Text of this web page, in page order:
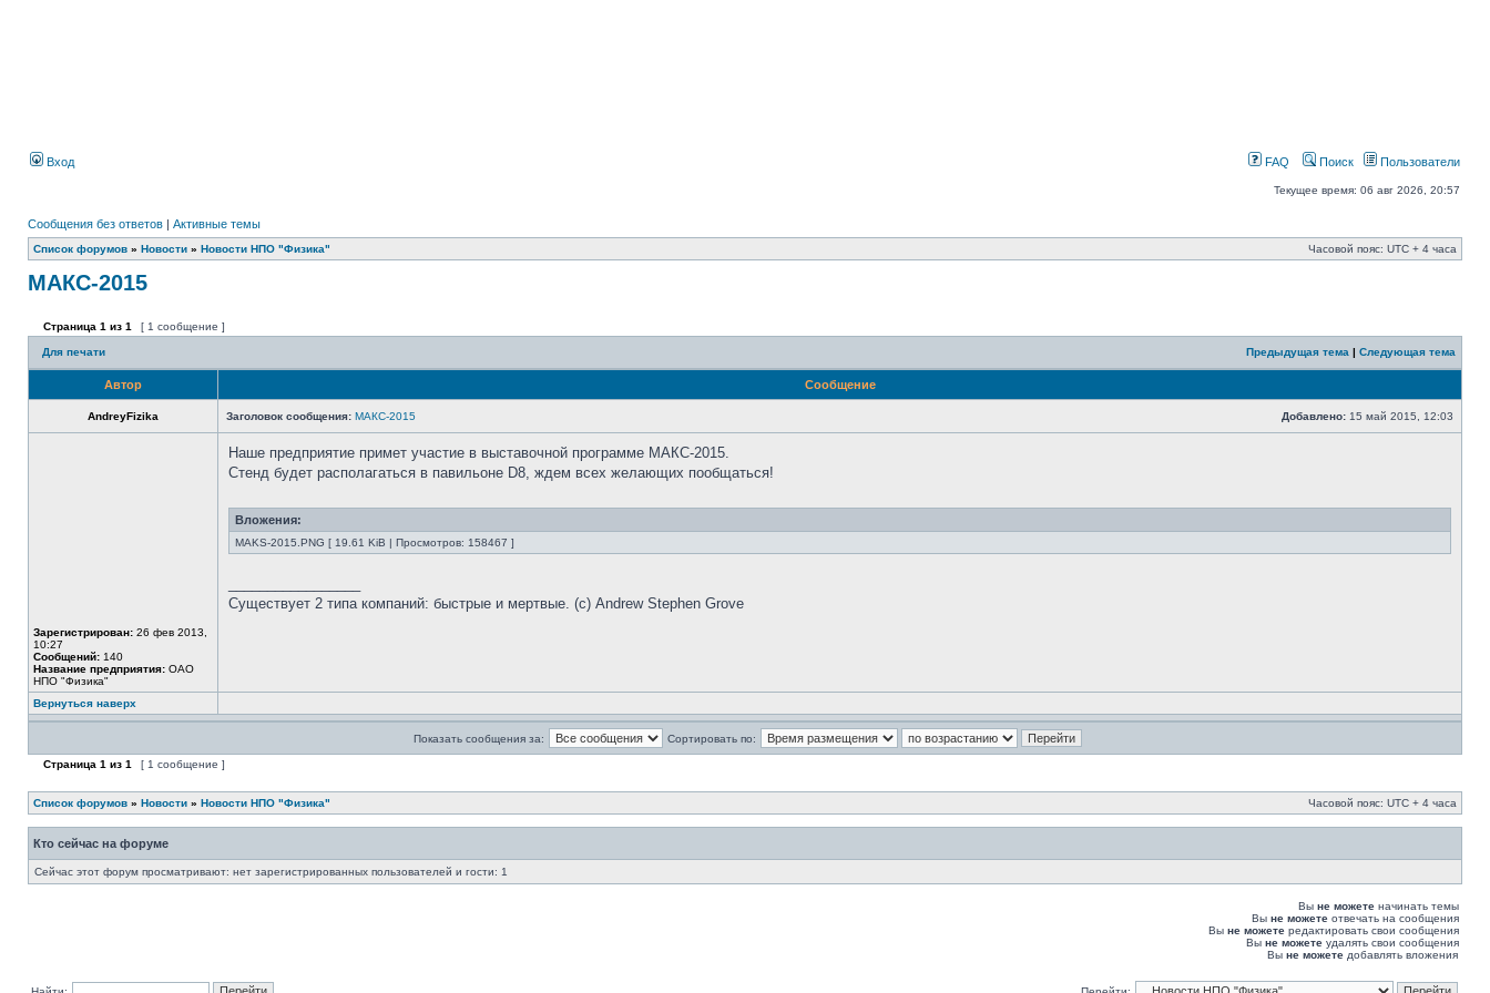
Вход FAQ Поиск Пользователи
Текущее время: 06 авг 2026, 20:57
Сообщения без ответов | Активные темы
Список форумов » Новости » Новости НПО "Физика" Часовой пояс: UTC + 4 часа
МАКС-2015
Страница 1 из 1 [ 1 сообщение ]
Для печати Предыдущая тема | Следующая тема
Автор Сообщение
AndreyFizika Заголовок сообщения: МАКС-2015 Добавлено: 15 май 2015, 12:03
Зарегистрирован: 26 фев 2013,
10:27
Сообщений: 140
Название предприятия: ОАО
НПО "Физика"
Наше предприятие примет участие в выставочной программе МАКС-2015.
Стенд будет располагаться в павильоне D8, ждем всех желающих пообщаться!
Вложения:
MAKS-2015.PNG [ 19.61 KiB | Просмотров: 158467 ]
Существует 2 типа компаний: быстрые и мертвые. (с) Andrew Stephen Grove
Вернуться наверх
Показать сообщения за: Сортировать по:
Страница 1 из 1 [ 1 сообщение ]
Список форумов » Новости » Новости НПО "Физика" Часовой пояс: UTC + 4 часа
Кто сейчас на форуме
Сейчас этот форум просматривают: нет зарегистрированных пользователей и гости: 1
Вы не можете начинать темы
Вы не можете отвечать на сообщения
Вы не можете редактировать свои сообщения
Вы не можете удалять свои сообщения
Вы не можете добавлять вложения